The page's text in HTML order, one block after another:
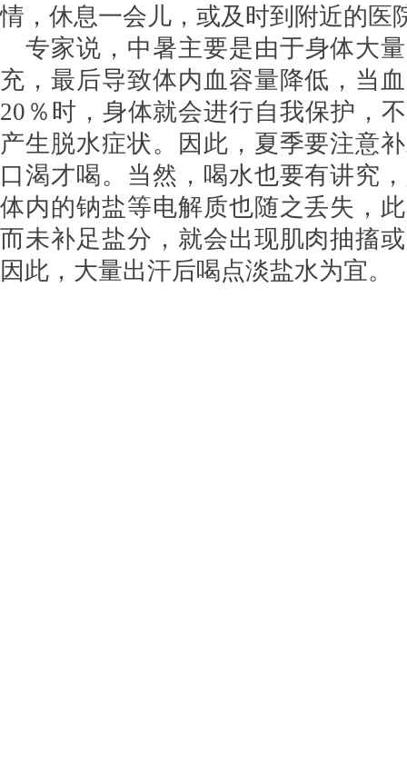
情，休息一会儿，或及时到附近的医
专家说，中暑主要是由于身体大
充，最后导致体内血容量降低，当
20％时，身体就会进行自我保护，
产生脱水症状。因此，夏季要注意
口渴才喝。当然，喝水也要有讲究
体内的钠盐等电解质也随之丢失，
而未补足盐分，就会出现肌肉抽搐
因此，大量出汗后喝点淡盐水为宜。